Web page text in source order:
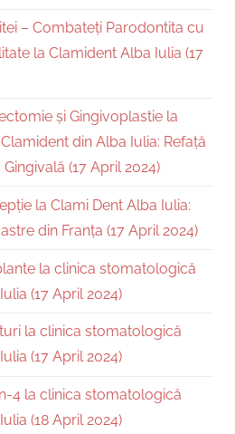
– Combateți Parodontita cu
la Clamident Alba Iulia (17
și Gingivoplastie la
din Alba Iulia: Refață
(17 April 2024)
la Clami Dent Alba Iulia:
din Franța (17 April 2024)
la clinica stomatologică
(17 April 2024)
la clinica stomatologică
(17 April 2024)
4 la clinica stomatologică
(18 April 2024)